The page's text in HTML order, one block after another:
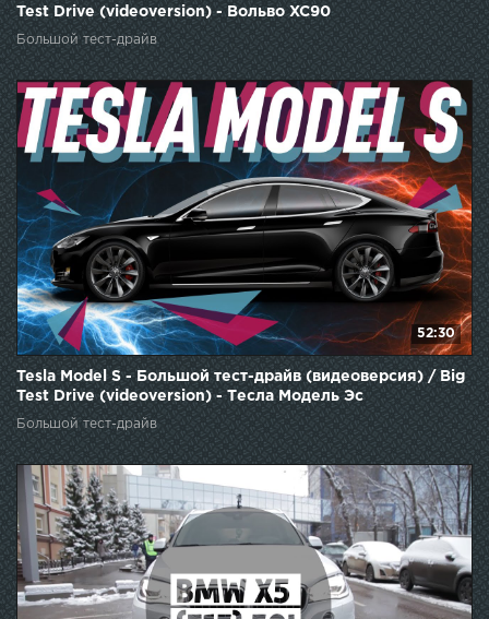
Test Drive (videoversion) - Вольво XC90
Большой тест-драйв
52:30
Tesla Model S - Большой тест-драйв (видеоверсия) / Big
Test Drive (videoversion) - Тесла Модель Эс
Большой тест-драйв